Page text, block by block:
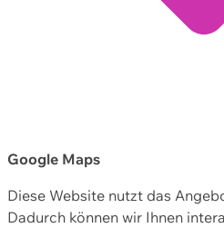
Google Maps
Diese Website nutzt das
Dadurch können wir Ihnen